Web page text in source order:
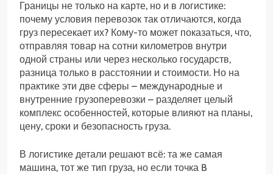
Границы не только на карте, но и в логистике:
почему условия перевозок так отличаются, когда
груз пересекает их? Кому-то может показаться, что,
отправляя товар на сотни километров внутри
одной страны или через несколько государств,
разница только в расстоянии и стоимости. Но на
практике эти две сферы – международные и
внутренние грузоперевозки – разделяет целый
комплекс особенностей, которые влияют на планы,
цену, сроки и безопасность груза.
В логистике детали решают всё: та же самая
машина, тот же тип груза, но если точка B